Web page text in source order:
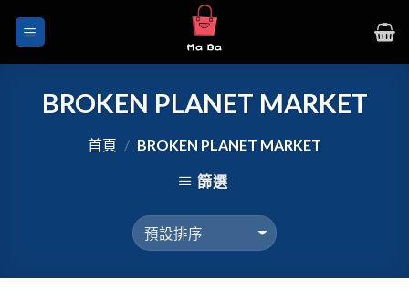
BROKEN PLANET MARKET
首頁 / BROKEN PLANET MARKET
篩選